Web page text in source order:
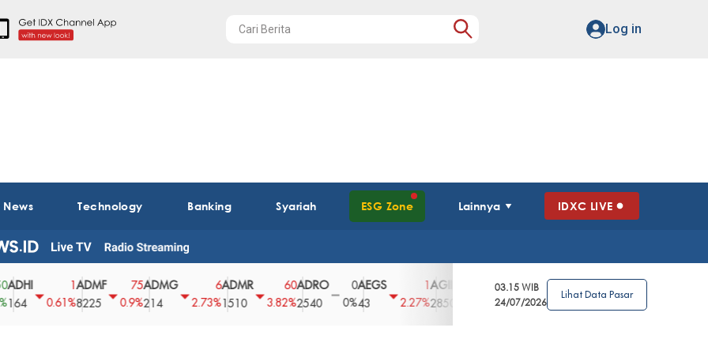
Log in
Technology Banking Syariah ESG Zone Lainnya IDXC LIVE
0.61%
ADMF
8225
75
0.9%
ADMG
214
2.73%
ADMR
1510
60
3.82%
ADRO
2540
0
0%
AEGS
2.27% 2850
100
3.39%
AGRO
4
2.63%
AGRS
62
0%
03.15 WIB
24/07/2026
Lihat Data Pasar